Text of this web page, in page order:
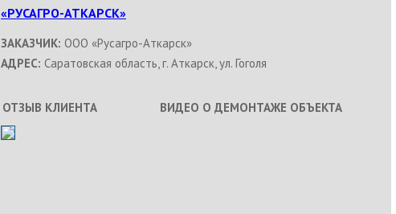
«РУСАГРО-АТКАРСК»
ЗАКАЗЧИК: ООО «Русагро-Аткарск»
АДРЕС: Саратовская область, г. Аткарск, ул. Гоголя
ОТЗЫВ КЛИЕНТА ВИДЕО О ДЕМОНТАЖЕ ОБЪЕКТА